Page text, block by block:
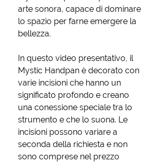
arte sonora, capace di dominare
lo spazio per farne emergere la
bellezza.
In questo video presentativo, il
Mystic Handpan è decorato con
varie incisioni che hanno un
significato profondo e creano
una conessione speciale tra lo
strumento e che lo suona. Le
incisioni possono variare a
seconda della richiesta e non
sono comprese nel prezzo